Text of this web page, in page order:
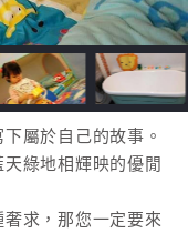
屬於自己的故事。
綠地相輝映的優閒
求，那您一定要來